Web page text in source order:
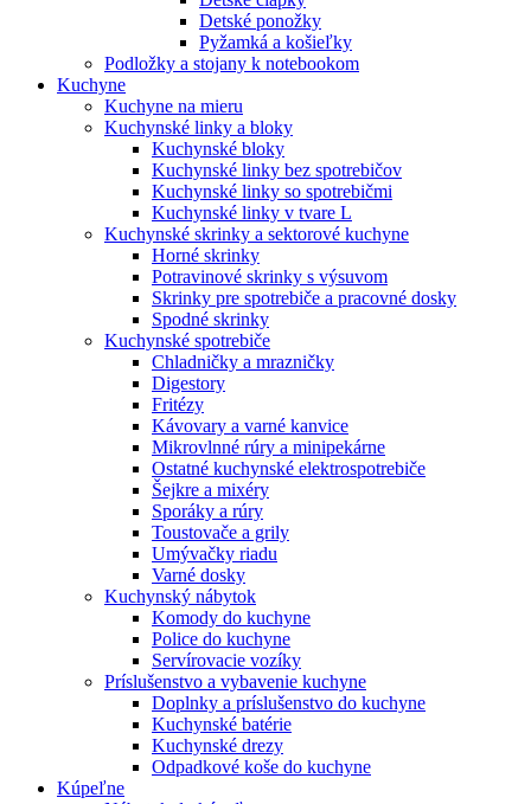
Detské ponožky
Pyžamká a košieľky
Podložky a stojany k notebookom
Kuchyne
Kuchyne na mieru
Kuchynské linky a bloky
Kuchynské bloky
Kuchynské linky bez spotrebičov
Kuchynské linky so spotrebičmi
Kuchynské linky v tvare L
Kuchynské skrinky a sektorové kuchyne
Horné skrinky
Potravinové skrinky s výsuvom
Skrinky pre spotrebiče a pracovné dosky
Spodné skrinky
Kuchynské spotrebiče
Chladničky a mrazničky
Digestory
Fritézy
Kávovary a varné kanvice
Mikrovlnné rúry a minipekárne
Ostatné kuchynské elektrospotrebiče
Šejkre a mixéry
Sporáky a rúry
Toustovače a grily
Umývačky riadu
Varné dosky
Kuchynský nábytok
Komody do kuchyne
Police do kuchyne
Servírovacie vozíky
Príslušenstvo a vybavenie kuchyne
Doplnky a príslušenstvo do kuchyne
Kuchynské batérie
Kuchynské drezy
Odpadkové koše do kuchyne
Kúpeľne